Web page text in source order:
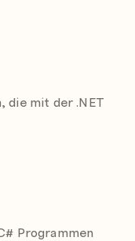
(Razor
MAUI, WPF,
die mit der .NET
Programmen